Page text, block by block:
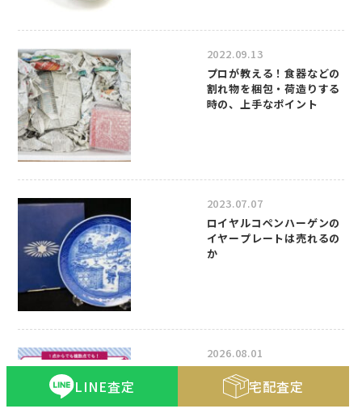
2022.09.13
プロが教える！食器などの
割れ物を梱包・荷造りする
時の、上手なポイント
2023.07.07
ロイヤルコペンハーゲンの
イヤープレートは売れるの
か
2026.08.01
1点からでも！複数点で
も！買取金額20％UPキャ
ンペーンのお知らせ
LINE査定 宅配査定